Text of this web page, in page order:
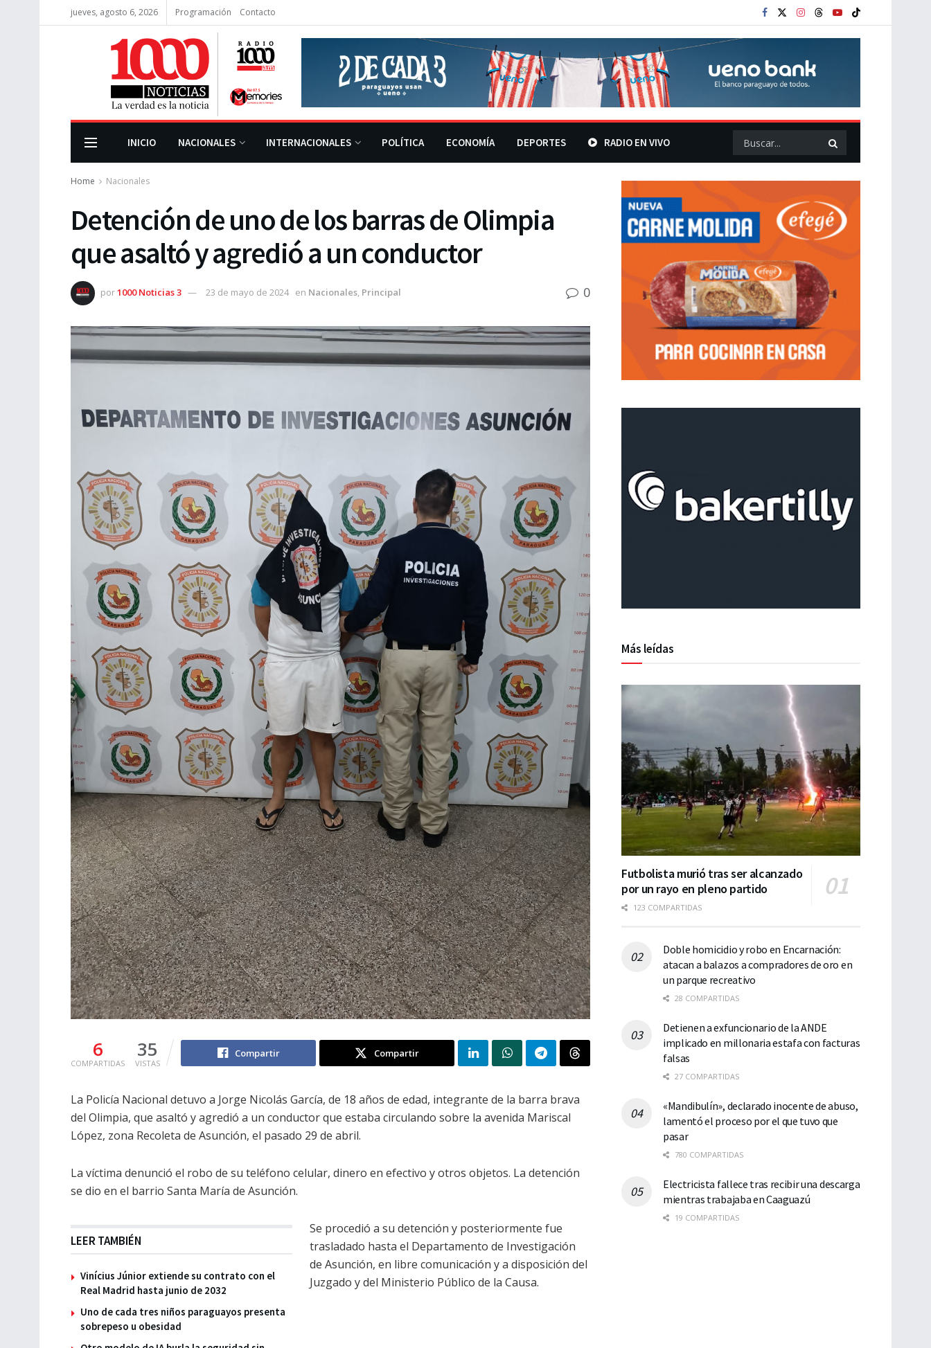
jueves, agosto 6, 2026 Programación Contacto
INICIO NACIONALES INTERNACIONALES POLÍTICA ECONOMÍA DEPORTES RADIO EN VIVO
Home Nacionales
Detención de uno de los barras de Olimpia
que asaltó y agredió a un conductor
por1000 Noticias 3 23 de mayo de 2024 en Nacionales, Principal 0
6
COMPARTIDAS
35
VISTAS
Compartir Compartir
La Policía Nacional detuvo a Jorge Nicolás García, de 18 años de edad, integrante de la barra brava
del Olimpia, que asaltó y agredió a un conductor que estaba circulando sobre la avenida Mariscal
López, zona Recoleta de Asunción, el pasado 29 de abril.
La víctima denunció el robo de su teléfono celular, dinero en efectivo y otros objetos. La detención
se dio en el barrio Santa María de Asunción.
LEER TAMBIÉN
Vinícius Júnior extiende su contrato con el
Real Madrid hasta junio de 2032
Uno de cada tres niños paraguayos presenta
sobrepeso u obesidad
Se procedió a su detención y posteriormente fue
trasladado hasta el Departamento de Investigación
de Asunción, en libre comunicación y a disposición del
Juzgado y del Ministerio Público de la Causa.
Más leídas
Futbolista murió tras ser alcanzado
por un rayo en pleno partido
123 COMPARTIDAS
Doble homicidio y robo en Encarnación:
atacan a balazos a compradores de oro en
un parque recreativo
28 COMPARTIDAS
Detienen a exfuncionario de la ANDE
implicado en millonaria estafa con facturas
falsas
27 COMPARTIDAS
«Mandibulín», declarado inocente de abuso,
lamentó el proceso por el que tuvo que
pasar
780 COMPARTIDAS
Electricista fallece tras recibir una descarga
mientras trabajaba en Caaguazú
19 COMPARTIDAS